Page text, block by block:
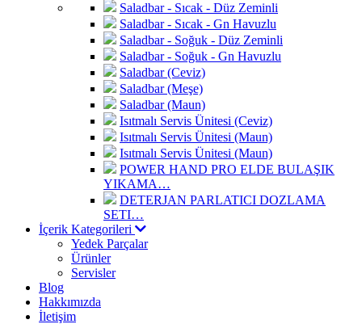
Saladbar - Sıcak - Düz Zeminli
Saladbar - Sıcak - Gn Havuzlu
Saladbar - Soğuk - Düz Zeminli
Saladbar - Soğuk - Gn Havuzlu
Saladbar (Ceviz)
Saladbar (Meşe)
Saladbar (Maun)
Isıtmalı Servis Ünitesi (Ceviz)
Isıtmalı Servis Ünitesi (Maun)
Isıtmalı Servis Ünitesi (Maun)
POWER HAND PRO ELDE BULAŞIK
YIKAMA…
DETERJAN PARLATICI DOZLAMA
SETI…
İçerik Kategorileri
Yedek Parçalar
Ürünler
Servisler
Blog
Hakkımızda
İletişim